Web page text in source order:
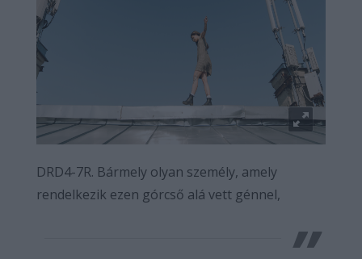
DRD4-7R. Bármely olyan személy, amely
rendelkezik ezen górcső alá vett génnel,